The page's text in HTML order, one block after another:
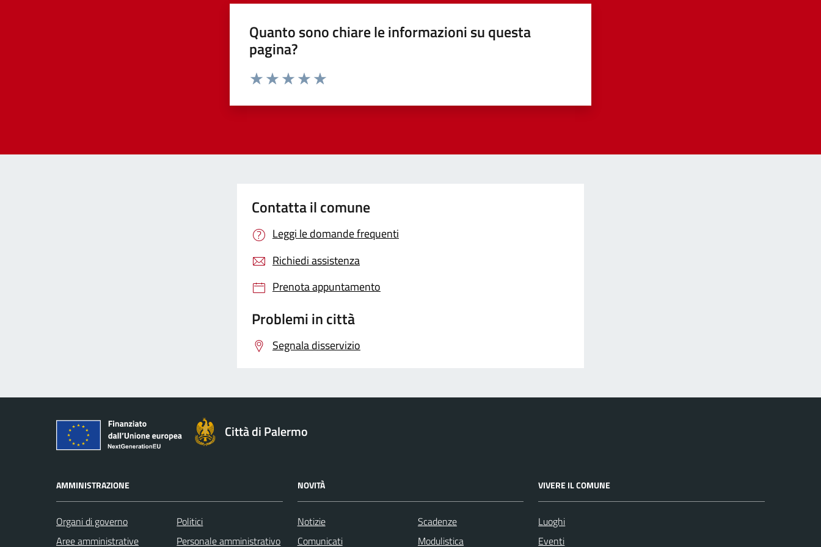
Quanto sono chiare le informazioni su questa
pagina?
Contatta il comune
Leggi le domande frequenti
Richiedi assistenza
Prenota appuntamento
Problemi in città
Segnala disservizio
Città di Palermo
AMMINISTRAZIONE
Organi di governo
Aree amministrative
Politici
Personale amministrativo
NOVITÀ
Notizie
Comunicati
Scadenze
Modulistica
VIVERE IL COMUNE
Luoghi
Eventi